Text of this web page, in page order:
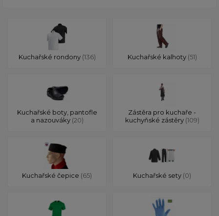
Kuchařské rondony (136) Kuchařské kalhoty (51)
Kuchařské boty, pantofle
a nazouváky (20)
Zástěra pro kuchaře -
kuchyňské zástěry (109)
Kuchařské čepice (65) Kuchařské sety (0)